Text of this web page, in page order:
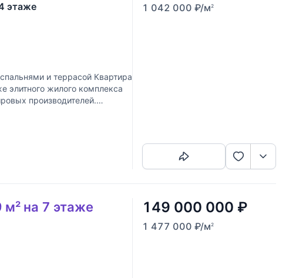
этаже
и террасой Квартира
жилого комплекса
производителей.
1 042 000 ₽/м2
на 7 этаже 149 000 000 ₽
1 477 000 ₽/м2